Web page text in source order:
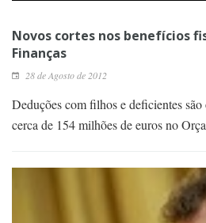
Novos cortes nos benefícios
Finanças
28 de Agosto de 2012
Deduções com filhos e deficientes
cerca de 154 milhões de euros no